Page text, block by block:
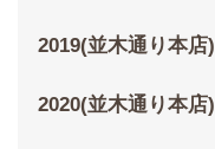
2019(並木通り本店)
2020(並木通り本店)